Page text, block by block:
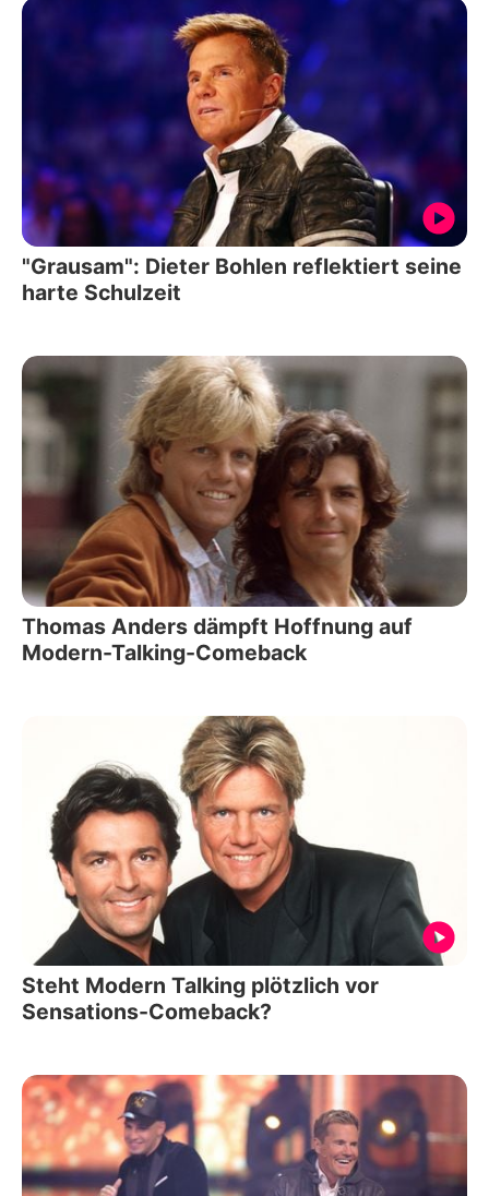
"Grausam": Dieter Bohlen reflektiert seine
harte Schulzeit
Thomas Anders dämpft Hoffnung auf
Modern-Talking-Comeback
Steht Modern Talking plötzlich vor
Sensations-Comeback?